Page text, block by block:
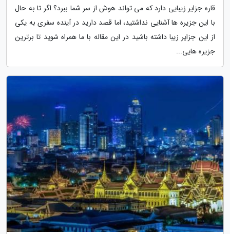
قاره جزایر زیبایی دارد که می تواند هوش از سر شما ببرد؟ اگر تا به حال
با این جزیره ها آشنایی نداشتید، اما قصد دارید در آینده سفری به یکی
از این جزایر زیبا داشته باشید در این مقاله با ما همراه شوید تا برترین
جزیره هایی...